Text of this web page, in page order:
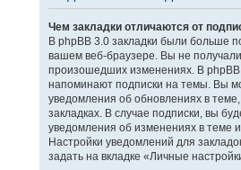
Чем закладки отличаются от
В phpBB 3.0 закладки были больше
вашем веб-браузере. Вы не
произошедших изменениях. В phpBB
напоминают подписки на темы. Вы
уведомления об обновлениях в
закладках. В случае подписки, вы
уведомления об изменениях в теме
Настройки уведомлений для
задать на вкладке «Личные